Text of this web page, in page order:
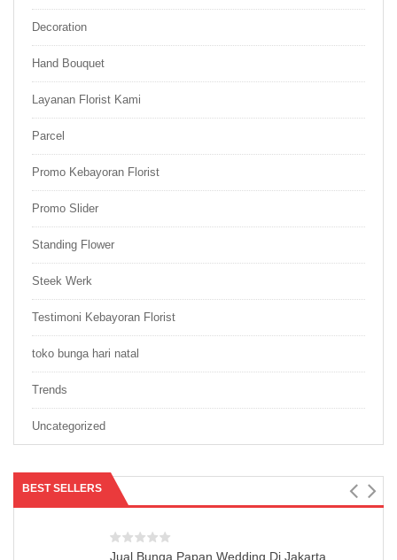
Decoration
Hand Bouquet
Layanan Florist Kami
Parcel
Promo Kebayoran Florist
Promo Slider
Standing Flower
Steek Werk
Testimoni Kebayoran Florist
toko bunga hari natal
Trends
Uncategorized
BEST SELLERS
Jual Bunga Papan Wedding Di Jakarta